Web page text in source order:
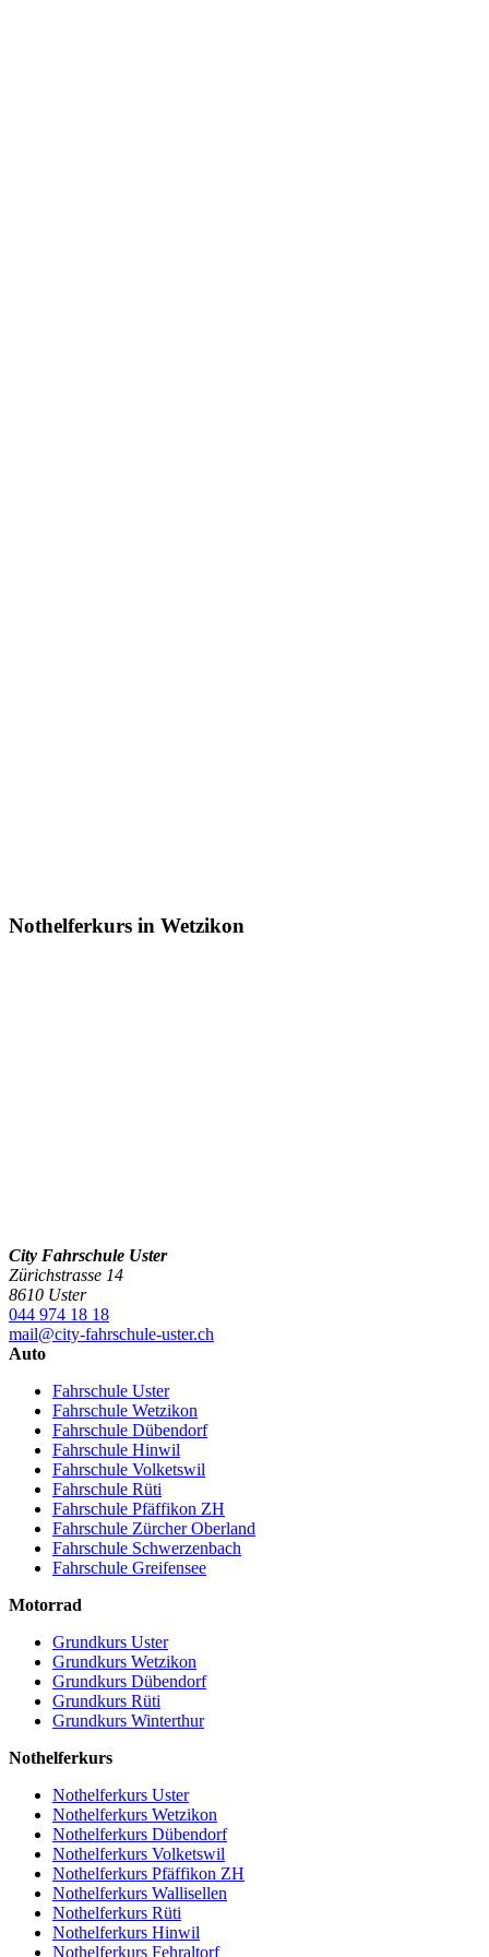
Nothelferkurs in Wetzikon
City Fahrschule Uster
Zürichstrasse 14
8610 Uster
044 974 18 18
mail@city-fahrschule-uster.ch
Auto
Fahrschule Uster
Fahrschule Wetzikon
Fahrschule Dübendorf
Fahrschule Hinwil
Fahrschule Volketswil
Fahrschule Rüti
Fahrschule Pfäffikon ZH
Fahrschule Zürcher Oberland
Fahrschule Schwerzenbach
Fahrschule Greifensee
Motorrad
Grundkurs Uster
Grundkurs Wetzikon
Grundkurs Dübendorf
Grundkurs Rüti
Grundkurs Winterthur
Nothelferkurs
Nothelferkurs Uster
Nothelferkurs Wetzikon
Nothelferkurs Dübendorf
Nothelferkurs Volketswil
Nothelferkurs Pfäffikon ZH
Nothelferkurs Wallisellen
Nothelferkurs Rüti
Nothelferkurs Hinwil
Nothelferkurs Fehraltorf